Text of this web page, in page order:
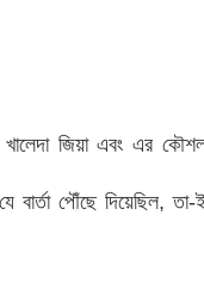
খালেদা জিয়া এবং এর
বার্তা পৌঁছে দিয়েছিল,